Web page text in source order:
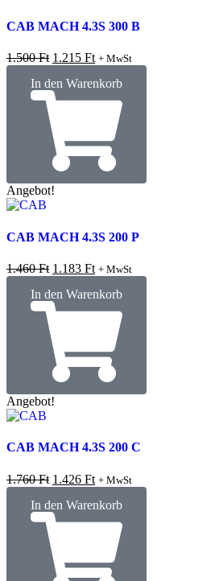
CAB MACH 4.3S 300 B
1.500Ft 1.215 Ft + MwSt
In den Warenkorb
Angebot!
CAB MACH 4.3S 200 P
1.460Ft 1.183 Ft + MwSt
In den Warenkorb
Angebot!
CAB MACH 4.3S 200 C
1.760Ft 1.426 Ft + MwSt
In den Warenkorb